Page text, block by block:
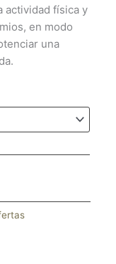
actividad física y
en modo
una